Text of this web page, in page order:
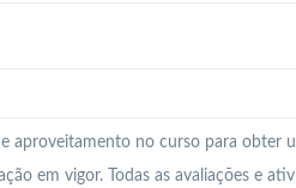
aproveitamento no curso para obter
em vigor. Todas as avaliações e